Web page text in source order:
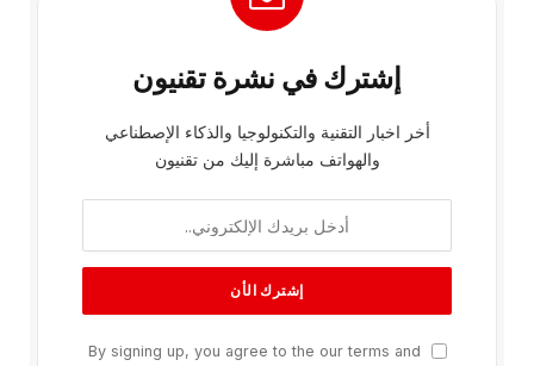
إشترك في نشرة تقنيون
أخر اخبار التقنية والتكنولوجيا والذكاء الإصطناعي
والهواتف مباشرة إليك من تقنيون
By signing up, you agree to the our terms and